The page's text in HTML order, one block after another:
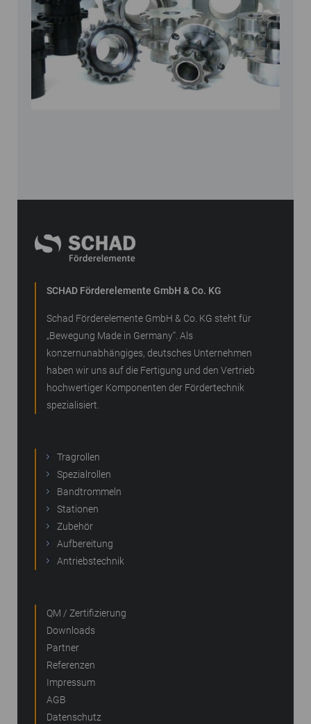
SCHAD Förderelemente GmbH & Co. KG
Schad Förderelemente GmbH & Co. KG steht für
„Bewegung Made in Germany“. Als
konzernunabhängiges, deutsches Unternehmen
haben wir uns auf die Fertigung und den Vertrieb
hochwertiger Komponenten der Fördertechnik
spezialisiert.
Tragrollen
Spezialrollen
Bandtrommeln
Stationen
Zubehör
Aufbereitung
Antriebstechnik
QM / Zertifizierung
Downloads
Partner
Referenzen
Impressum
AGB
Datenschutz